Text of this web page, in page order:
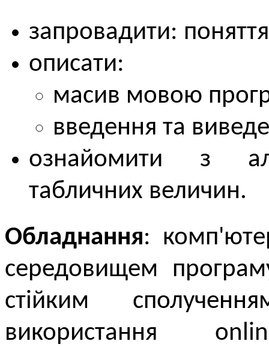
запровадити:
описати:
масив мовою
введення та
ознайомити з
табличних величин.
Обладнання:
середовищем
стійким
використання